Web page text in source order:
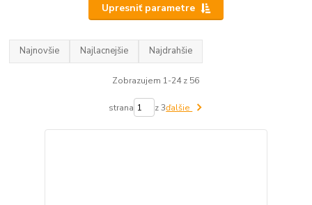
Upresniť parametre
Najnovšie Najlacnejšie Najdrahšie
Zobrazujem 1-24 z 56
strana z 3ďalšie